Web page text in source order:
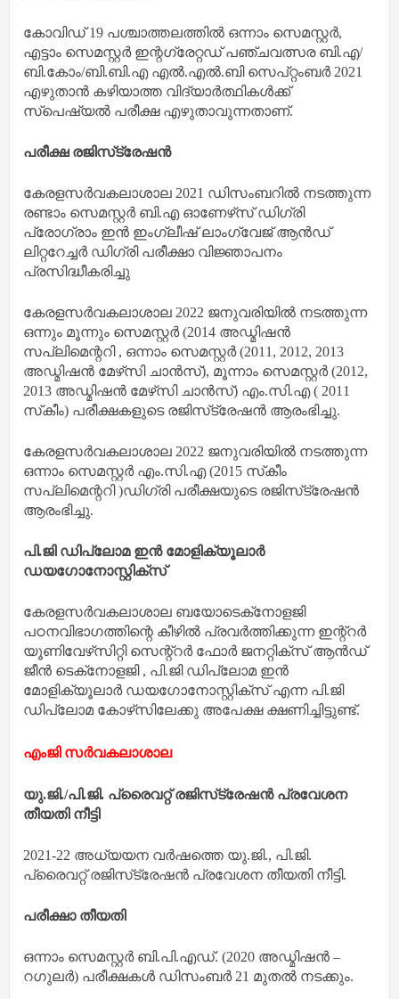
കോവിഡ് 19 പശ്ചാത്തലത്തില്‍ ഒന്നാം സെമസ്റ്റര്‍,
എട്ടാം സെമസ്റ്റര്‍ ഇന്റഗ്രേറ്റഡ് പഞ്ചവത്സര ബി.എ/
ബി.കോം/ബി.ബി.എ എല്‍.എല്‍.ബി സെപ്റ്റംബര്‍ 2021
എഴുതാന്‍ കഴിയാത്ത വിദ്യാര്‍ത്ഥികള്‍ക്ക്
സ്‌പെഷ്യല്‍ പരീക്ഷ എഴുതാവുന്നതാണ്.
പരീക്ഷ രജിസ്‌ട്രേഷന്‍
കേരളസര്‍വകലാശാല 2021 ഡിസംബറില്‍ നടത്തുന്ന
രണ്ടാം സെമസ്റ്റര്‍ ബി.എ ഓണേഴ്‌സ് ഡിഗ്രി
പ്രോഗ്രാം ഇന്‍ ഇംഗ്ലീഷ് ലാംഗ്വേജ് ആന്‍ഡ്
ലിറ്ററേച്ചര്‍ ഡിഗ്രി പരീക്ഷാ വിജ്ഞാപനം
പ്രസിദ്ധീകരിച്ചു
കേരളസര്‍വകലാശാല 2022 ജനുവരിയില്‍ നടത്തുന്ന
ഒന്നും മൂന്നും സെമസ്റ്റര്‍ (2014 അഡ്മിഷന്‍
സപ്ലിമെന്ററി , ഒന്നാം സെമസ്റ്റര്‍ (2011, 2012, 2013
അഡ്മിഷന്‍ മേഴ്‌സി ചാന്‍സ്), മൂന്നാം സെമസ്റ്റര്‍ (2012,
2013 അഡ്മിഷന്‍ മേഴ്‌സി ചാന്‍സ്) എം.സി.എ ( 2011
സ്‌കീം) പരീക്ഷകളുടെ രജിസ്‌ട്രേഷന്‍ ആരംഭിച്ചു.
കേരളസര്‍വകലാശാല 2022 ജനുവരിയില്‍ നടത്തുന്ന
ഒന്നാം സെമസ്റ്റര്‍ എം.സി.എ (2015 സ്‌കീം
സപ്ലിമെന്ററി )ഡിഗ്രി പരീക്ഷയുടെ രജിസ്‌ട്രേഷന്‍
ആരംഭിച്ചു.
പി.ജി ഡിപ്ലോമ ഇന്‍ മോളിക്യൂലാര്‍
ഡയഗോനോസ്റ്റിക്‌സ്
കേരളസര്‍വകലാശാല ബയോടെക്‌നോളജി
പഠനവിഭാഗത്തിന്റെ കീഴില്‍ പ്രവര്‍ത്തിക്കുന്ന ഇന്റ്റര്‍
യൂണിവേഴ്‌സിറ്റി സെന്റ്റര്‍ ഫോര്‍ ജനറ്റിക്‌സ് ആന്‍ഡ്
ജീന്‍ ടെക്‌നോളജി , പി.ജി ഡിപ്ലോമ ഇന്‍
മോളിക്യൂലാര്‍ ഡയഗോനോസ്റ്റിക്‌സ് എന്ന പി.ജി
ഡിപ്ലോമ കോഴ്‌സിലേക്കു അപേക്ഷ ക്ഷണിച്ചിട്ടുണ്ട്.
എംജി സർവകലാശാല
യു.ജി./പി.ജി. പ്രൈവറ്റ് രജിസ്‌ട്രേഷൻ പ്രവേശന
തീയതി നീട്ടി
2021-22 അധ്യയന വർഷത്തെ യു.ജി., പി.ജി.
പ്രൈവറ്റ് രജിസ്‌ട്രേഷൻ പ്രവേശന തീയതി നീട്ടി.
പരീക്ഷാ തീയതി
ഒന്നാം സെമസ്റ്റർ ബി.പി.എഡ്. (2020 അഡ്മിഷൻ –
റഗുലർ) പരീക്ഷകൾ ഡിസംബർ 21 മുതൽ നടക്കും.